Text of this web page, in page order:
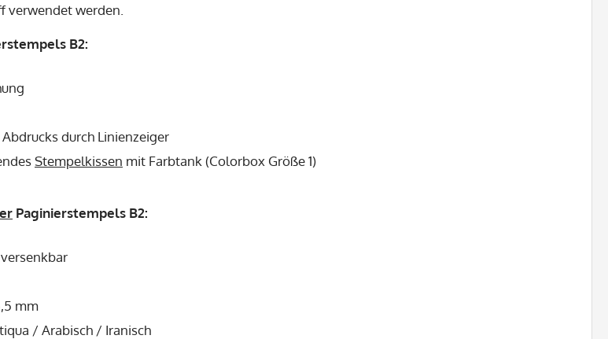
verwendet werden.
B2:
durch Linienzeiger
Stempelkissen mit Farbtank (Colorbox Größe 1)
Paginierstempels B2:
mm
/ Arabisch / Iranisch